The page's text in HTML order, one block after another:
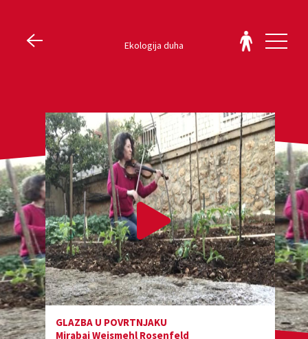
Ekologija duha
GLAZBA U POVRTNJAKU
Mirabai Weismehl Rosenfeld